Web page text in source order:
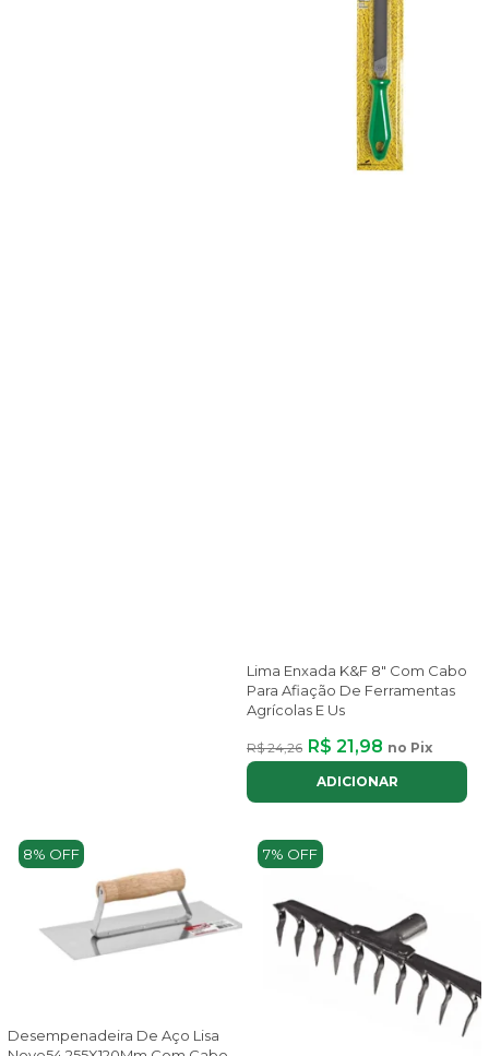
Lima Enxada K&F 8" Com Cabo
Para Afiação De Ferramentas
Agrícolas E Us
R$ 24,26 R$ 21,98 no Pix
ADICIONAR
8% OFF
Desempenadeira De Aço Lisa
7% OFF